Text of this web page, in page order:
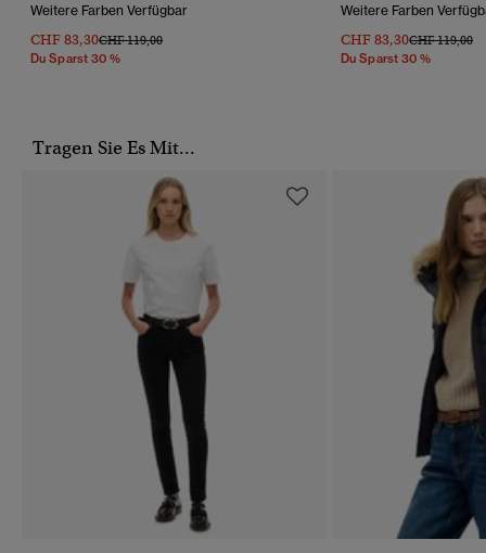
Weitere Farben Verfügbar
CHF 83,30Preis Wurde Reduziert Von
CHF 119,00Bis
Du Sparst 30 %
Weitere Farben
CHF 83,30Preis Wurde
CHF 119,00
Du Sparst 30 %
Tragen Sie Es Mit...